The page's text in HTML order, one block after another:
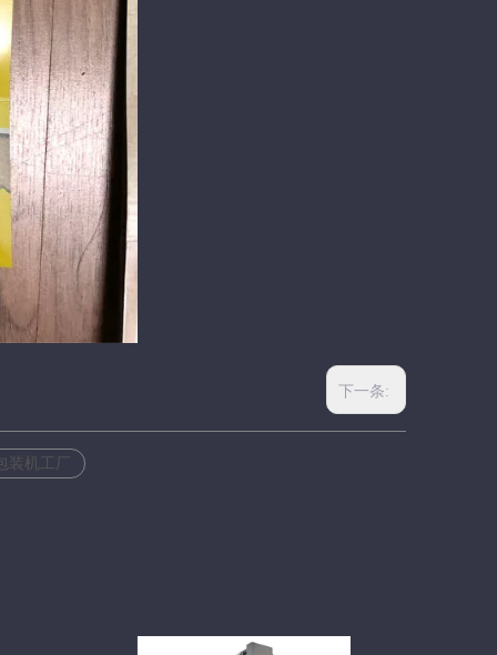
下一条:
装机工厂